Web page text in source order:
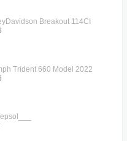
Breakout 114CI
Trident 660 Model 2022